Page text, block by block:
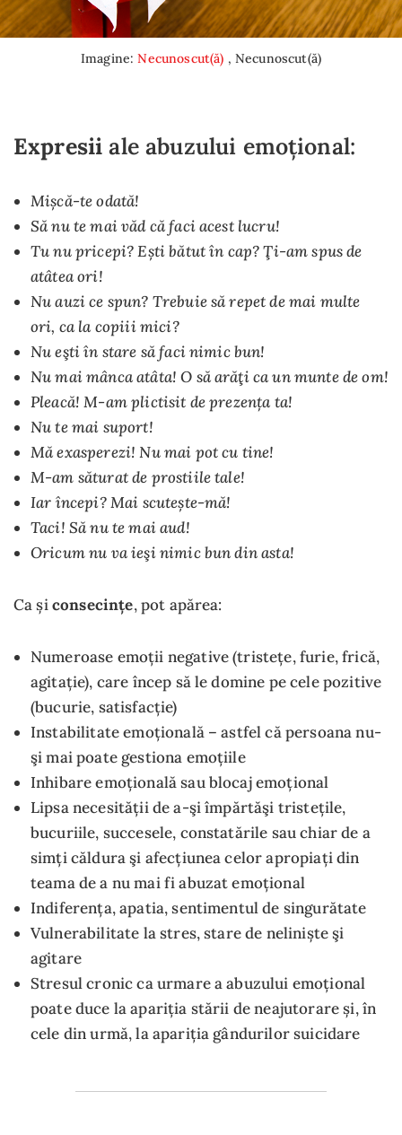
Imagine:Necunoscut(ă) , Necunoscut(ă)
Expresiiale abuzului emoțional:
Mișcă-te odată!
Să nu te mai văd că faci acest lucru!
Tu nu pricepi? Ești bătut în cap? Ţi-am spus de
atâtea ori!
Nu auzi ce spun? Trebuie să repet de mai multe
ori, ca la copiii mici?
Nu eşti în stare să faci nimic bun!
Nu mai mânca atâta! O să arăţi ca un munte de om!
Pleacă! M-am plictisit de prezența ta!
Nu te mai suport!
Mă exasperezi! Nu mai pot cu tine!
M-am săturat de prostiile tale!
Iar începi? Mai scutește-mă!
Taci! Să nu te mai aud!
Oricum nu va ieşi nimic bun din asta!
Ca șiconsecințe, pot apărea:
Numeroase emoții negative (tristețe, furie, frică,
agitație), care încep să le domine pe cele pozitive
(bucurie, satisfacție)
Instabilitate emoțională – astfel că persoana nu-
şi mai poate gestiona emoțiile
Inhibare emoțională sau blocaj emoțional
Lipsa necesității de a-şi împărtăşi tristețile,
bucuriile, succesele, constatările sau chiar de a
simți căldura şi afecțiunea celor apropiați din
teama de a nu mai fi abuzat emoțional
Indiferența, apatia, sentimentul de singurătate
Vulnerabilitate la stres, stare de neliniște şi
agitare
Stresul cronic ca urmare a abuzului emoțional
poate duce la apariția stării de neajutorare și, în
cele din urmă, la apariția gândurilor suicidare